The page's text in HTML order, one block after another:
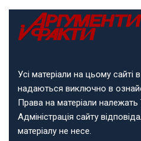
Усі матеріали на цьому сайті
надаються виключно в
Права на матеріали належать
Адміністрація сайту
матеріалу не несе.